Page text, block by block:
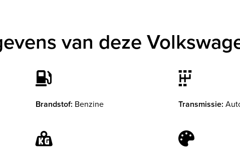
van deze
Brandstof: Benzine Transmissie: